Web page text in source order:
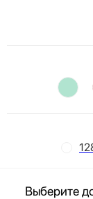
Выберите